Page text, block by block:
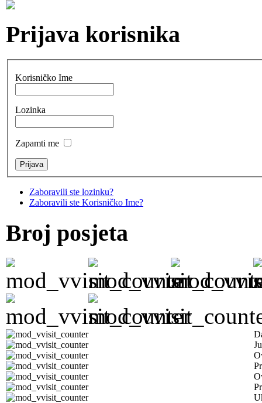
Prijava korisnika
Korisničko Ime
Lozinka
Zapamti me
Zaboravili ste lozinku?
Zaboravili ste Korisničko Ime?
Broj posjeta